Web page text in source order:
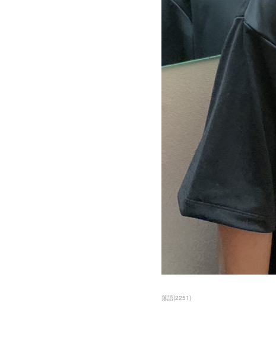
落語(2251)